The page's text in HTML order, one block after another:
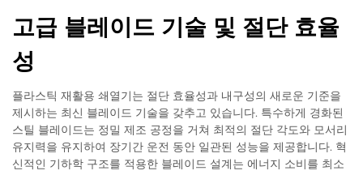
고급 블레이드 기술 및 절단 효율
성
플라스틱 재활용 쇄열기는 절단 효율성과 내구성의 새로운 기준을
제시하는 최신 블레이드 기술을 갖추고 있습니다. 특수하게 경화된
스틸 블레이드는 정밀 제조 공정을 거쳐 최적의 절단 각도와 모서리
유지력을 유지하여 장기간 운전 동안 일관된 성능을 제공합니다. 혁
신적인 기하학 구조를 적용한 블레이드 설계는 에너지 소비를 최소